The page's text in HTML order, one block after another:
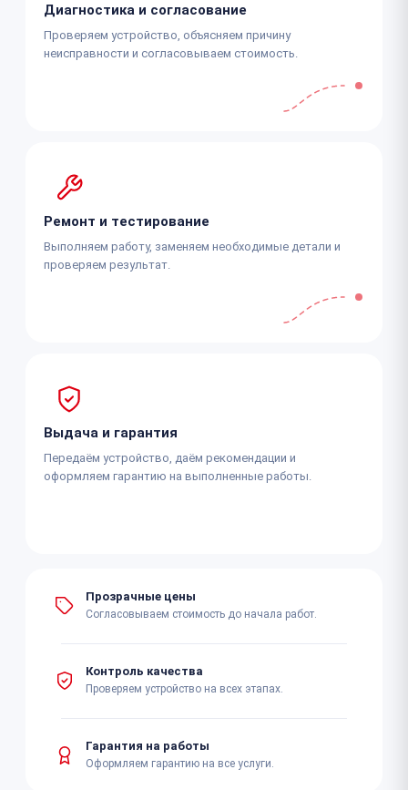
Диагностика и согласование
Проверяем устройство, объясняем причину
неисправности и согласовываем стоимость.
Ремонт и тестирование
Выполняем работу, заменяем необходимые детали и
проверяем результат.
Выдача и гарантия
Передаём устройство, даём рекомендации и
оформляем гарантию на выполненные работы.
Прозрачные цены
Согласовываем стоимость до начала работ.
Контроль качества
Проверяем устройство на всех этапах.
Гарантия на работы
Оформляем гарантию на все услуги.